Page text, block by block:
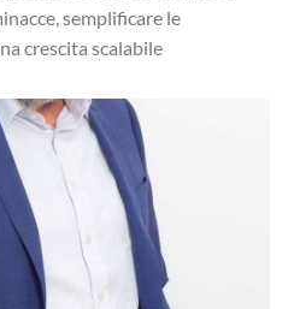
semplificare le
crescita scalabile